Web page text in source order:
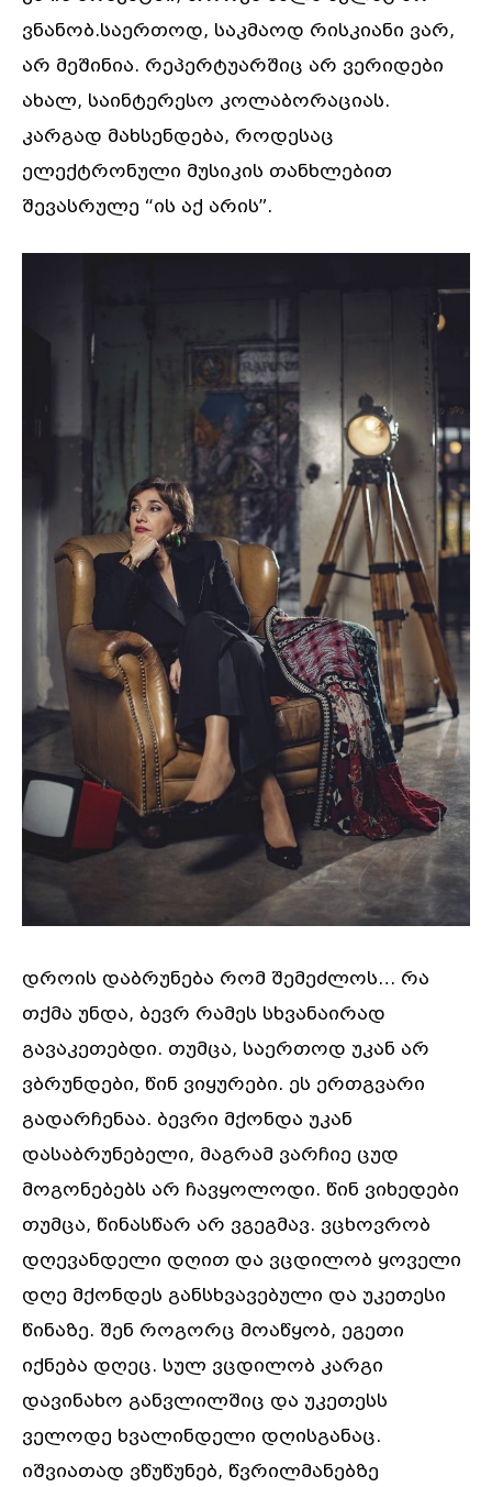
ვნანობ.საერთოდ, საკმაოდ რისკიანი ვარ,
არ მეშინია. რეპერტუარშიც არ ვერიდები
ახალ, საინტერესო კოლაბორაციას.
კარგად მახსენდება, როდესაც
ელექტრონული მუსიკის თანხლებით
შევასრულე “ის აქ არის”.
დროის დაბრუნება რომ შემეძლოს… რა
თქმა უნდა, ბევრ რამეს სხვანაირად
გავაკეთებდი. თუმცა, საერთოდ უკან არ
ვბრუნდები, წინ ვიყურები. ეს ერთგვარი
გადარჩენაა. ბევრი მქონდა უკან
დასაბრუნებელი, მაგრამ ვარჩიე ცუდ
მოგონებებს არ ჩავყოლოდი. წინ ვიხედები
თუმცა, წინასწარ არ ვგეგმავ. ვცხოვრობ
დღევანდელი დღით და ვცდილობ ყოველი
დღე მქონდეს განსხვავებული და უკეთესი
წინაზე. შენ როგორც მოაწყობ, ეგეთი
იქნება დღეც. სულ ვცდილობ კარგი
დავინახო განვლილშიც და უკეთესს
ველოდე ხვალინდელი დღისგანაც.
იშვიათად ვწუწუნებ, წვრილმანებზე